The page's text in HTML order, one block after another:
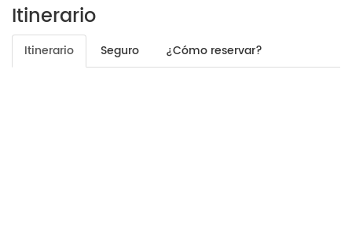
Itinerario
Itinerario Seguro ¿Cómo reservar?